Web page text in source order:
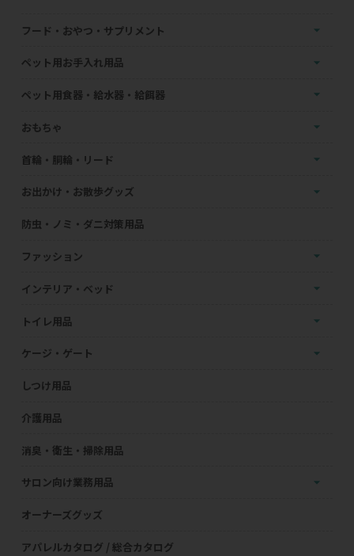
フード・おやつ・サプリメント
ペット用お手入れ用品
ペット用食器・給水器・給餌器
おもちゃ
首輪・胴輪・リード
お出かけ・お散歩グッズ
防虫・ノミ・ダニ対策用品
ファッション
インテリア・ベッド
トイレ用品
ケージ・ゲート
しつけ用品
介護用品
消臭・衛生・掃除用品
サロン向け業務用品
オーナーズグッズ
アパレルカタログ / 総合カタログ